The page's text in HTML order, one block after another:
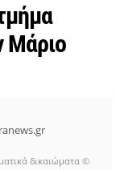
Μάριο
δικαιώματα ©